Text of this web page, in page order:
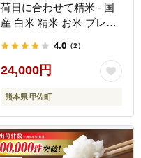
荷日に合わせて精米 - 国
産 白米 精米 お米 ブレン
厳選 マイスター 生活応援
ひのひかり 森のくまさん
おすすめ 熊本県 甲佐町
【価格改定ZQ】
4.0 （2）
24,000円
熊本県 甲佐町